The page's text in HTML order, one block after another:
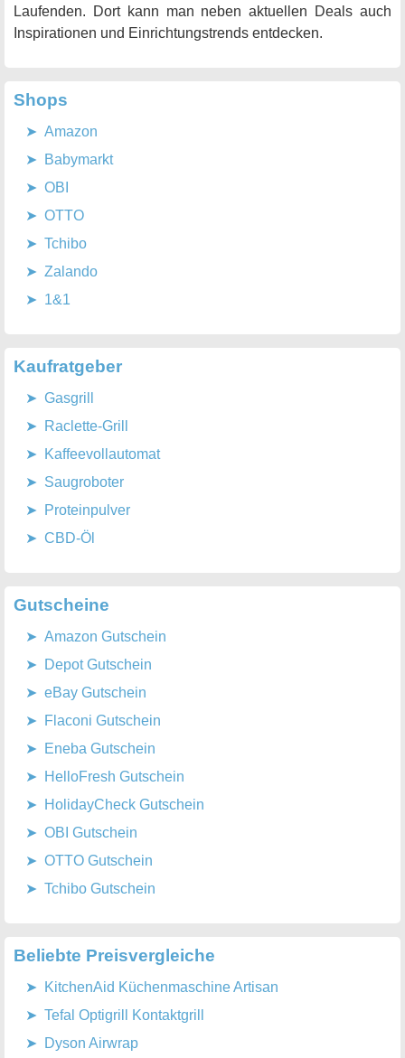
Laufenden. Dort kann man neben aktuellen Deals auch
Inspirationen und Einrichtungstrends entdecken.
Shops
Amazon
Babymarkt
OBI
OTTO
Tchibo
Zalando
1&1
Kaufratgeber
Gasgrill
Raclette-Grill
Kaffeevollautomat
Saugroboter
Proteinpulver
CBD-Öl
Gutscheine
Amazon Gutschein
Depot Gutschein
eBay Gutschein
Flaconi Gutschein
Eneba Gutschein
HelloFresh Gutschein
HolidayCheck Gutschein
OBI Gutschein
OTTO Gutschein
Tchibo Gutschein
Beliebte Preisvergleiche
KitchenAid Küchenmaschine Artisan
Tefal Optigrill Kontaktgrill
Dyson Airwrap